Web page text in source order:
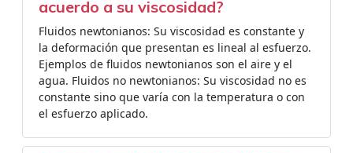
acuerdo a su viscosidad?
Fluidos newtonianos: Su viscosidad es constante y
la deformación que presentan es lineal al esfuerzo.
Ejemplos de fluidos newtonianos son el aire y el
agua. Fluidos no newtonianos: Su viscosidad no es
constante sino que varía con la temperatura o con
el esfuerzo aplicado.